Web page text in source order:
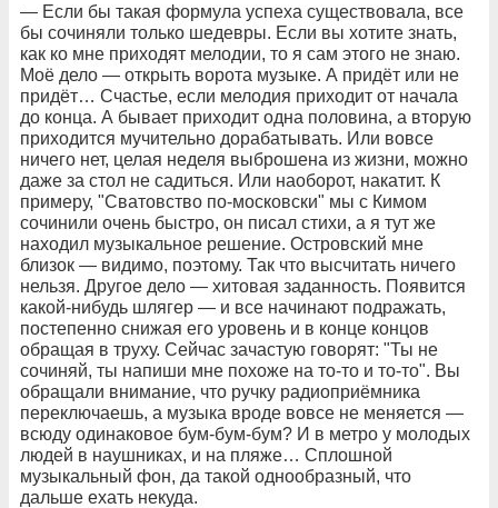
— Если бы такая формула успеха существовала, все
бы сочиняли только шедевры. Если вы хотите знать,
как ко мне приходят мелодии, то я сам этого не знаю.
Моё дело — открыть ворота музыке. А придёт или не
придёт… Счастье, если мелодия приходит от начала
до конца. А бывает приходит одна половина, а вторую
приходится мучительно дорабатывать. Или вовсе
ничего нет, целая неделя выброшена из жизни, можно
даже за стол не садиться. Или наоборот, накатит. К
примеру, "Сватовство по-московски" мы с Кимом
сочинили очень быстро, он писал стихи, а я тут же
находил музыкальное решение. Островский мне
близок — видимо, поэтому. Так что высчитать ничего
нельзя. Другое дело — хитовая заданность. Появится
какой-нибудь шлягер — и все начинают подражать,
постепенно снижая его уровень и в конце концов
обращая в труху. Сейчас зачастую говорят: "Ты не
сочиняй, ты напиши мне похоже на то-то и то-то". Вы
обращали внимание, что ручку радиоприёмника
переключаешь, а музыка вроде вовсе не меняется —
всюду одинаковое бум-бум-бум? И в метро у молодых
людей в наушниках, и на пляже… Сплошной
музыкальный фон, да такой однообразный, что
дальше ехать некуда.